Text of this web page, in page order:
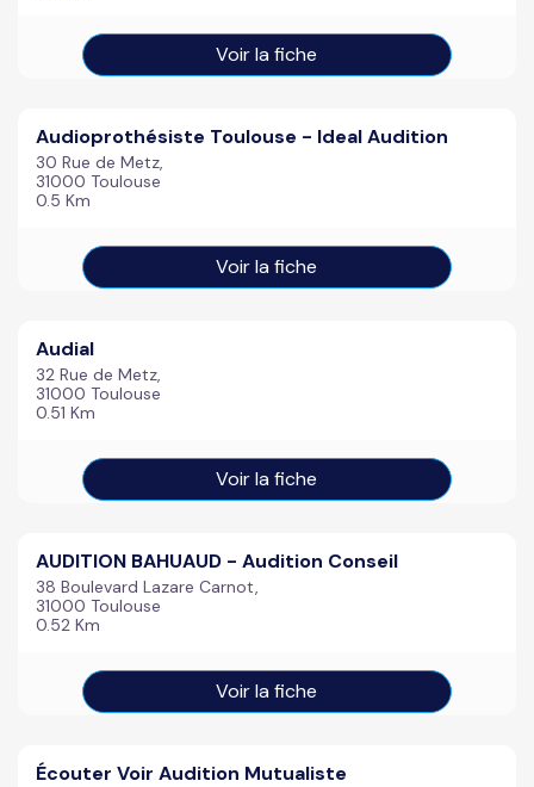
Voir la fiche
Audioprothésiste Toulouse - Ideal Audition
30 Rue de Metz,
31000 Toulouse
0.5 Km
Voir la fiche
Audial
32 Rue de Metz,
31000 Toulouse
0.51 Km
Voir la fiche
AUDITION BAHUAUD - Audition Conseil
38 Boulevard Lazare Carnot,
31000 Toulouse
0.52 Km
Voir la fiche
Écouter Voir Audition Mutualiste